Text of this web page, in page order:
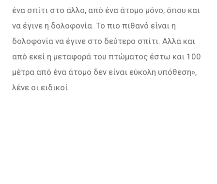
ένα σπίτι στο άλλο, από ένα άτομο μόνο, όπου και
να έγινε η δολοφονία. Το πιο πιθανό είναι η
δολοφονία να έγινε στο δεύτερο σπίτι. Αλλά και
από εκεί η μεταφορά του πτώματος έστω και 100
μέτρα από ένα άτομο δεν είναι εύκολη υπόθεση»,
λένε οι ειδικοί.